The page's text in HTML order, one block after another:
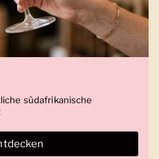
südafrikanische